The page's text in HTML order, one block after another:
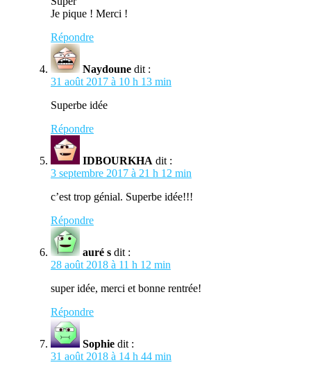
Je pique ! Merci !
Répondre
Naydoune dit :
31 août 2017 à 10 h 13 min
Superbe idée
Répondre
IDBOURKHA dit :
3 septembre 2017 à 21 h 12 min
c’est trop génial. Superbe idée!!!
Répondre
auré s dit :
28 août 2018 à 11 h 12 min
super idée, merci et bonne rentrée!
Répondre
Sophie dit :
31 août 2018 à 14 h 44 min